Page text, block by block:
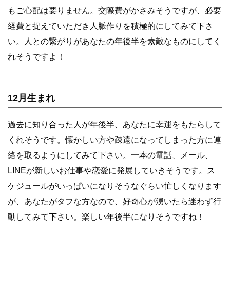
もご心配は要りません。交際費がかさみそうですが、必要
経費と捉えていただき人脈作りを積極的にしてみて下さ
い。人との繋がりがあなたの年後半を素敵なものにしてく
れそうですよ！
12月生まれ
過去に知り合った人が年後半、あなたに幸運をもたらして
くれそうです。懐かしい方や疎遠になってしまった方に連
絡を取るようにしてみて下さい。一本の電話、メール、
LINEが新しいお仕事や恋愛に発展していきそうです。ス
ケジュールがいっぱいになりそうなぐらい忙しくなります
が、あなたがタフな方なので、好奇心が湧いたら迷わず行
動してみて下さい。楽しい年後半になりそうですね！